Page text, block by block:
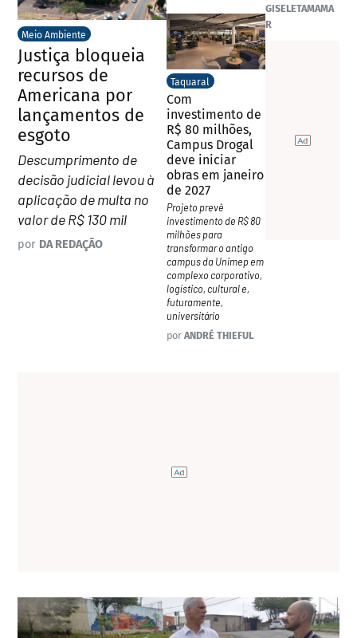
Meio Ambiente
Justiça bloqueia
recursos de
Americana por
lançamentos de
esgoto
Descumprimento de
decisão judicial levou à
aplicação de multa no
valor de R$ 130 mil
por DA REDAÇÃO
Taquaral
Com
investimento de
R$ 80 milhões,
Campus Drogal
deve iniciar
obras em janeiro
de 2027
Projeto prevê
investimento de R$ 80
milhões para
transformar o antigo
campus da Unimep em
complexo corporativo,
logístico, cultural e,
futuramente,
universitário
por ANDRÉ THIEFUL
GISELETAMAMA
R